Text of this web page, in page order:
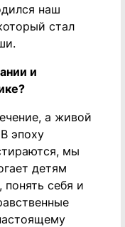
наш
стал
и
а живой
эпоху
мы
детям
себя и